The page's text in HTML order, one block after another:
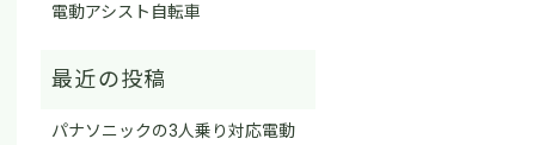
電動アシスト自転車
パナソニックの3人乗り対応電動